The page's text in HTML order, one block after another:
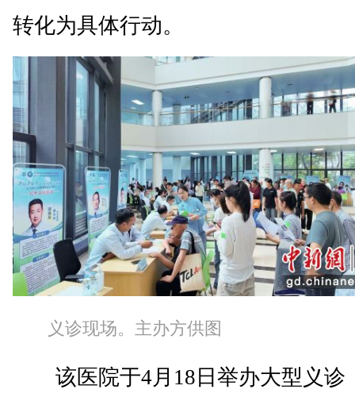
转化为具体行动。
义诊现场。主办方供图
该医院于4月18日举办大型义诊